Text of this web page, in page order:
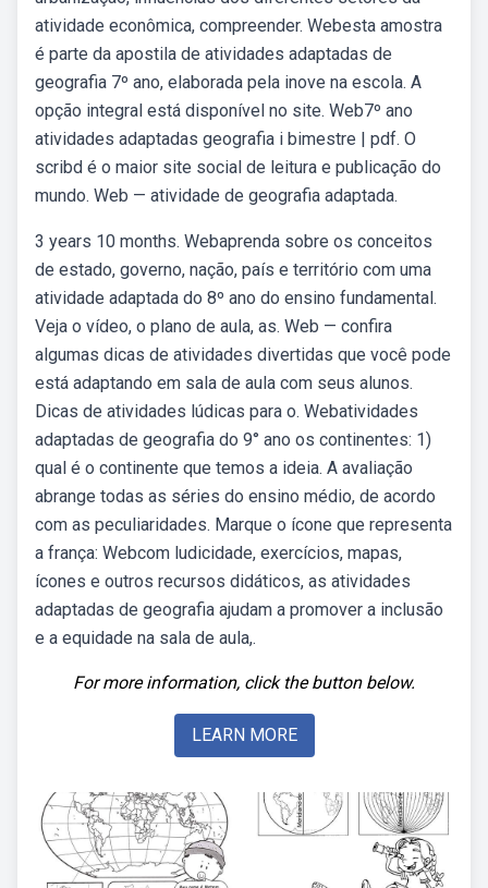
atividade econômica, compreender. Webesta amostra
é parte da apostila de atividades adaptadas de
geografia 7º ano, elaborada pela inove na escola. A
opção integral está disponível no site. Web7º ano
atividades adaptadas geografia i bimestre | pdf. O
scribd é o maior site social de leitura e publicação do
mundo. Web — atividade de geografia adaptada.
3 years 10 months. Webaprenda sobre os conceitos
de estado, governo, nação, país e território com uma
atividade adaptada do 8º ano do ensino fundamental.
Veja o vídeo, o plano de aula, as. Web — confira
algumas dicas de atividades divertidas que você pode
está adaptando em sala de aula com seus alunos.
Dicas de atividades lúdicas para o. Webatividades
adaptadas de geografia do 9° ano os continentes: 1)
qual é o continente que temos a ideia. A avaliação
abrange todas as séries do ensino médio, de acordo
com as peculiaridades. Marque o ícone que representa
a frança: Webcom ludicidade, exercícios, mapas,
ícones e outros recursos didáticos, as atividades
adaptadas de geografia ajudam a promover a inclusão
e a equidade na sala de aula,.
For more information, click the button below.
LEARN MORE